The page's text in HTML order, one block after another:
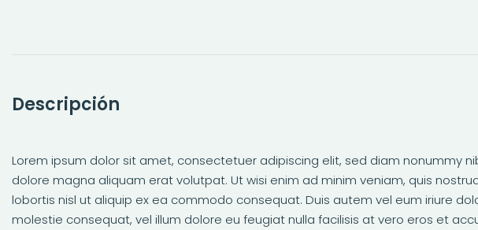
Descripción
Lorem ipsum dolor sit amet, consectetuer adipiscing elit, sed diam nonummy
dolore magna aliquam erat volutpat. Ut wisi enim ad minim veniam, quis
lobortis nisl ut aliquip ex ea commodo consequat. Duis autem vel eum iriure
molestie consequat, vel illum dolore eu feugiat nulla facilisis at vero eros et